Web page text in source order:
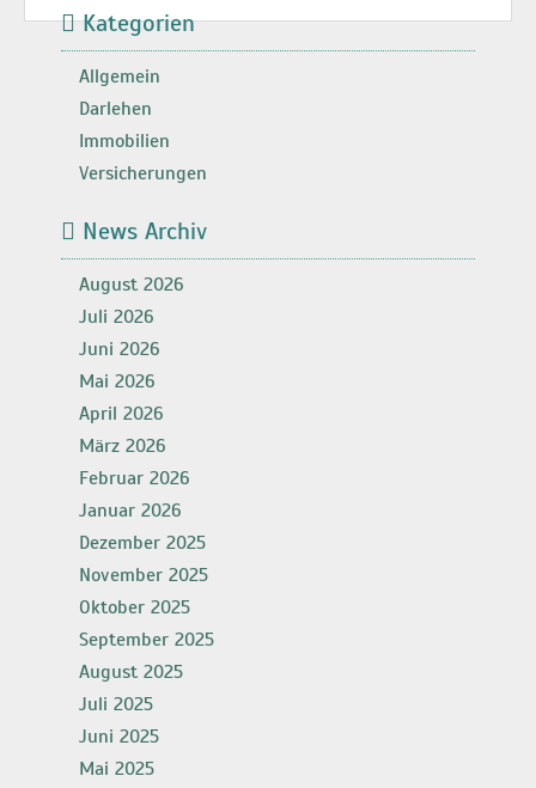
Kategorien
Allgemein
Darlehen
Immobilien
Versicherungen
News Archiv
August 2026
Juli 2026
Juni 2026
Mai 2026
April 2026
März 2026
Februar 2026
Januar 2026
Dezember 2025
November 2025
Oktober 2025
September 2025
August 2025
Juli 2025
Juni 2025
Mai 2025